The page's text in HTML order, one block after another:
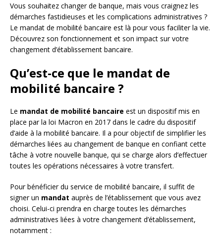
Vous souhaitez changer de banque, mais vous craignez les
démarches fastidieuses et les complications administratives ?
Le mandat de mobilité bancaire est là pour vous faciliter la vie.
Découvrez son fonctionnement et son impact sur votre
changement d’établissement bancaire.
Qu’est-ce que le mandat de
mobilité bancaire ?
Le mandat de mobilité bancaire est un dispositif mis en
place par la loi Macron en 2017 dans le cadre du dispositif
d’aide à la mobilité bancaire. Il a pour objectif de simplifier les
démarches liées au changement de banque en confiant cette
tâche à votre nouvelle banque, qui se charge alors d’effectuer
toutes les opérations nécessaires à votre transfert.
Pour bénéficier du service de mobilité bancaire, il suffit de
signer un mandat auprès de l’établissement que vous avez
choisi. Celui-ci prendra en charge toutes les démarches
administratives liées à votre changement d’établissement,
notamment :